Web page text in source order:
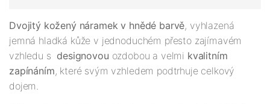
Dvojitý kožený náramek v hnědé barvě, vyhlazená
jemná hladká kůže v jednoduchém přesto zajímavém
vzhledu s designovou ozdobou a velmi kvalitním
zapínáním, které svým vzhledem podtrhuje celkový
dojem.